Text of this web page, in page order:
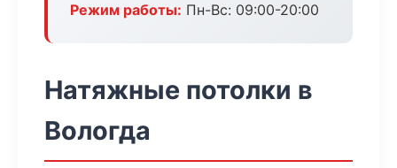
Режим работы: Пн-Вс: 09:00-20:00
Натяжные потолки в
Вологда